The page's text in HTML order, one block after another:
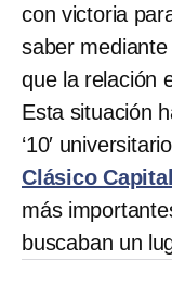
con victoria
saber
que la relación
Esta situación
‘10′
Clásico
más
buscaban un